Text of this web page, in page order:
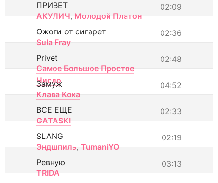
02:09
ПРИВЕТ
АКУЛИЧ, Молодой Платон
02:36
Ожоги от сигарет
Sula Fray
02:48
Privet
Самое Большое Простое
Число
04:52
Замуж
Клава Кока
02:33
ВСЕ ЕЩЕ
GATASKI
02:19
SLANG
Эндшпиль, TumaniYO
03:13
Ревную
TRIDA